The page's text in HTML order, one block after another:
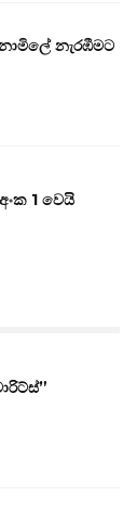
නැරඹීමට
1 වෙයි